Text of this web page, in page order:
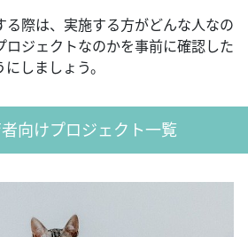
る際は、実施する方がどんな人なの
ロジェクトなのかを事前に確認した
しましょう。
向けプロジェクト一覧